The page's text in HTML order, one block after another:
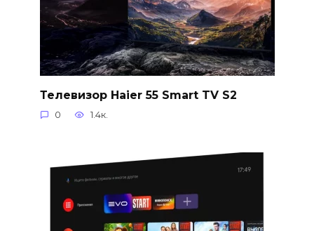
Телевизор Haier 55 Smart TV S2
0 1.4к.